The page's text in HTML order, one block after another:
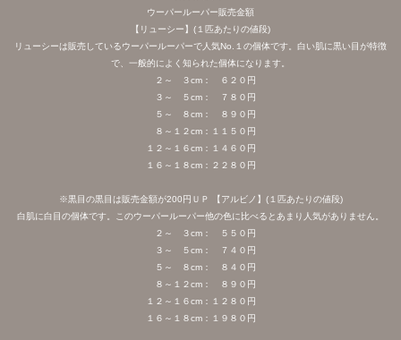
ウーパールーパー販売金額
【リューシー】(１匹あたりの値段)
リューシーは販売しているウーパールーパーで人気No.１の個体です。白い肌に黒い目が特徴
で、一般的によく知られた個体になります。
２～ ３cm： ６２０円
３～ ５cm： ７８０円
５～ ８cm： ８９０円
８～１２cm：１１５０円
１２～１６cm：１４６０円
１６～１８cm：２２８０円
※黒目の黒目は販売金額が200円ＵＰ 【アルビノ】(１匹あたりの値段)
白肌に白目の個体です。このウーパールーパー他の色に比べるとあまり人気がありません。
２～ ３cm： ５５０円
３～ ５cm： ７４０円
５～ ８cm： ８４０円
８～１２cm： ８９０円
１２～１６cm：１２８０円
１６～１８cm：１９８０円